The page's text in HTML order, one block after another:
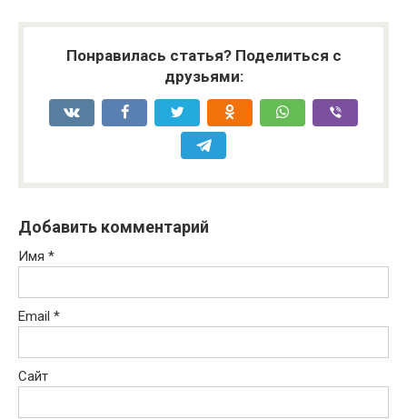
Понравилась статья? Поделиться с
друзьями:
Добавить комментарий
Имя *
Email *
Сайт